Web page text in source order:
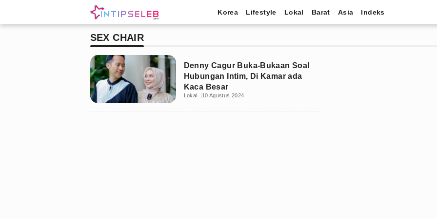
Korea Lifestyle Lokal Barat Asia Indeks
SEX CHAIR
Denny Cagur Buka-Bukaan Soal
Hubungan Intim, Di Kamar ada
Kaca Besar
Lokal 10 Agustus 2024